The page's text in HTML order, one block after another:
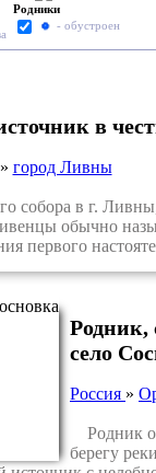
Родники
- обустроен
в
» город Ливны
собора в г.
обычно
первого
Родник,
село
Россия »
Родник
берегу